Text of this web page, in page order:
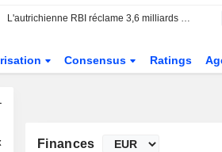
L'autrichienne RBI réclame 3,6 milliards de dollars de dommages et intérêts à Rasperia
Consensus Ratings
Finances